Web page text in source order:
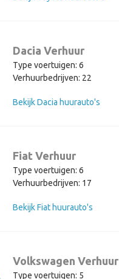
Dacia Verhuur
Type voertuigen: 6
Verhuurbedrijven: 22
Bekijk Dacia huurauto's
Fiat Verhuur
Type voertuigen: 6
Verhuurbedrijven: 17
Bekijk Fiat huurauto's
Volkswagen Verhuur
Type voertuigen: 5